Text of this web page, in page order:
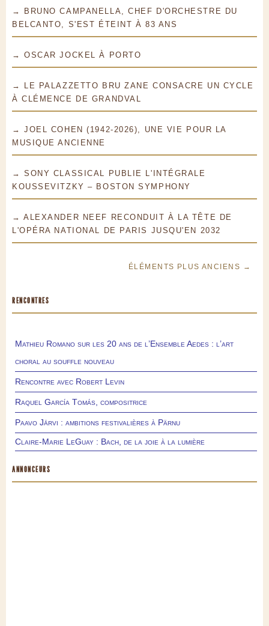
→ BRUNO CAMPANELLA, CHEF D'ORCHESTRE DU
BELCANTO, S'EST ÉTEINT À 83 ANS
→ OSCAR JOCKEL À PORTO
→ LE PALAZZETTO BRU ZANE CONSACRE UN CYCLE
À CLÉMENCE DE GRANDVAL
→ JOEL COHEN (1942-2026), UNE VIE POUR LA
MUSIQUE ANCIENNE
→ SONY CLASSICAL PUBLIE L'INTÉGRALE
KOUSSEVITZKY – BOSTON SYMPHONY
→ ALEXANDER NEEF RECONDUIT À LA TÊTE DE
L'OPÉRA NATIONAL DE PARIS JUSQU'EN 2032
ÉLÉMENTS PLUS ANCIENS →
RENCONTRES
Mathieu Romano sur les 20 ans de l’Ensemble Aedes : l’art
choral au souffle nouveau
Rencontre avec Robert Levin
Raquel García Tomás, compositrice
Paavo Järvi : ambitions festivalières à Pärnu
Claire-Marie LeGuay : Bach, de la joie à la lumière
ANNONCEURS